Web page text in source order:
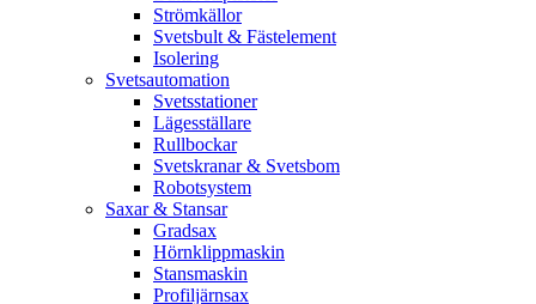
Strömkällor
Svetsbult & Fästelement
Isolering
Svetsautomation
Svetsstationer
Lägesställare
Rullbockar
Svetskranar & Svetsbom
Robotsystem
Saxar & Stansar
Gradsax
Hörnklippmaskin
Stansmaskin
Profiljärnsax